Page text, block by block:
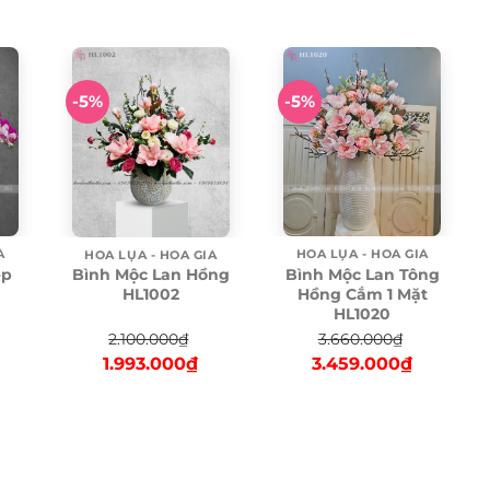
-5%
HOA LỤA - HOA GIẢ
Bình Mộc Lan Hồng
HL1002
2.100.000₫
Original
1.993.000₫Current
-5%
HOA LỤA - HOA GIẢ
Bình Mộc Lan Tông
Hồng Cắm 1 Mặt
HL1020
3.660.000₫
Original
3.459.000₫Current